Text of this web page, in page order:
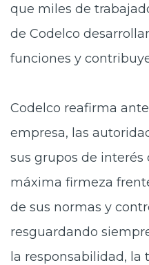
que miles de
de Codelco
funciones y
Codelco reafirma
empresa, las
sus grupos de interés
máxima firmeza
de sus normas y
resguardando
la responsabilidad, la